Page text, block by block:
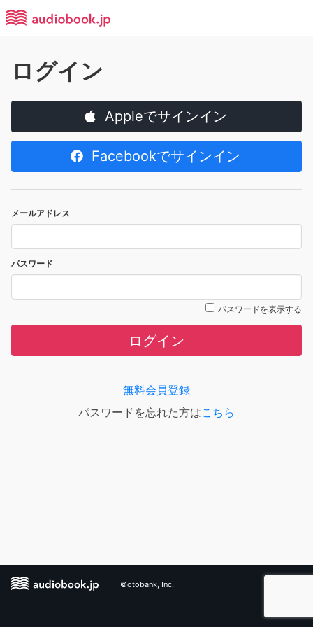
ログイン
Appleでサインイン
Facebookでサインイン
メールアドレス
パスワード
パスワードを表示する
ログイン
無料会員登録
パスワードを忘れた方はこちら
©otobank, Inc.